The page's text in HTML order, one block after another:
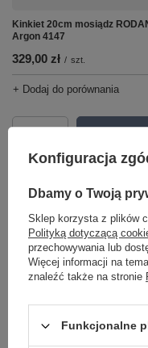
Kinkiet 20cm mosiądz
Argon 4147
329,00 zł / szt.
+ Dodaj do porównania
Konfiguracja
Dbamy o Twoją
Sklep korzysta z plików
Polityką dotyczącą
przechowywania lub
Więcej informacji na
znaleźć także na stronie
Funkcjonalne